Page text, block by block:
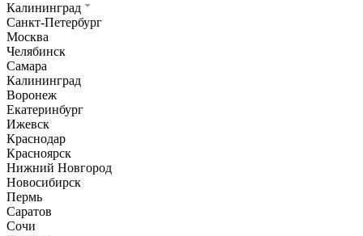
Калининград
Санкт-Петербург
Москва
Челябинск
Самара
Калининград
Воронеж
Екатеринбург
Ижевск
Краснодар
Красноярск
Нижний Новгород
Новосибирск
Пермь
Саратов
Сочи